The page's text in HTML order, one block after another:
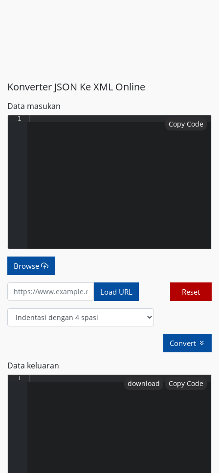
Konverter JSON Ke XML Online
Data masukan
Copy Code
1
Browse
Load URL Reset
Convert
Data keluaran
download Copy Code
1